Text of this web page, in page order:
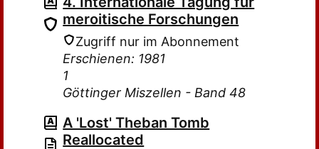
meroitische Forschungen
Zugriff nur im Abonnement
Erschienen: 1981
1
Göttinger Miszellen - Band 48
A 'Lost' Theban Tomb
Reallocated